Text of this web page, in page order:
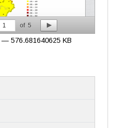
1 of 5
— 576.681640625 KB